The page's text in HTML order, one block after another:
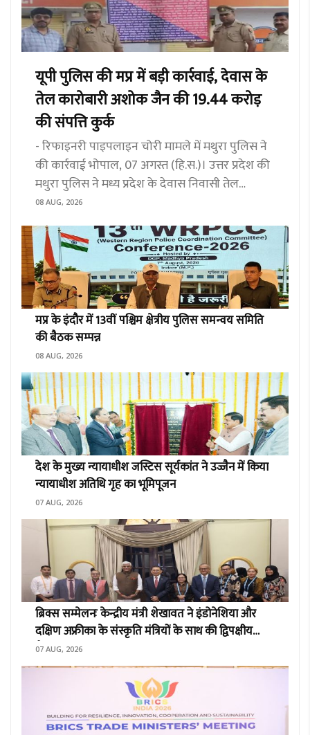
यूपी पुलिस की मप्र में बड़ी कार्रवाई, देवास के
तेल कारोबारी अशोक जैन की 19.44 करोड़
की संपत्ति कुर्क
- रिफाइनरी पाइपलाइन चोरी मामले में मथुरा पुलिस ने
की कार्रवाई भोपाल, 07 अगस्त (हि.स.)। उत्तर प्रदेश की
मथुरा पुलिस ने मध्य प्रदेश के देवास निवासी तेल
कारोबारी अशोक जैन की करीब 19 करोड़ 44 लाख 16
हजार रुपये की संपत्ति गैंगस्टर एक्ट के तहत कुर्क की
08 AUG, 2026
मप्र के इंदौर में 13वीं पश्चिम क्षेत्रीय पुलिस समन्वय समिति
की बैठक सम्पन्न
08 AUG, 2026
देश के मुख्य न्यायाधीश जस्टिस सूर्यकांत ने उज्जैन में किया
न्यायाधीश अतिथि गृह का भूमिपूजन
07 AUG, 2026
ब्रिक्स सम्मेलनः केन्द्रीय मंत्री शेखावत ने इंडोनेशिया और
दक्षिण अफ्रीका के संस्कृति मंत्रियों के साथ की द्विपक्षीय
बैठक
07 AUG, 2026